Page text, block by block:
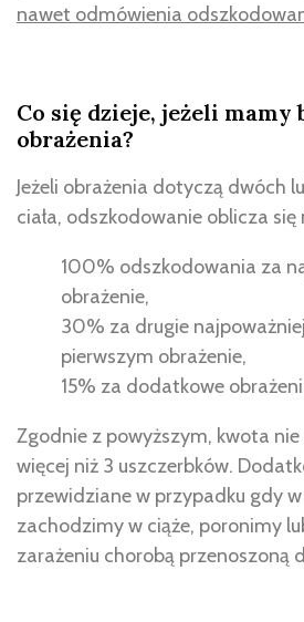
nawet odmówienia
Co się dzieje, jeżeli mamy
obrażenia?
Jeżeli obrażenia dotyczą dwóch
ciała, odszkodowanie oblicza się
100% odszkodowania za
obrażenie,
30% za drugie
pierwszym obrażenie,
15% za dodatkowe
Zgodnie z powyższym, kwota
więcej niż 3 uszczerbków.
przewidziane w przypadku gdy
zachodzimy w ciąże, poronimy
zarażeniu chorobą przenoszoną